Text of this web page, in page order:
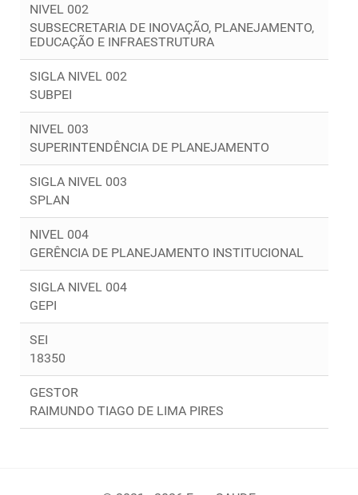
NIVEL 002
SUBSECRETARIA DE INOVAÇÃO, PLANEJAMENTO,
EDUCAÇÃO E INFRAESTRUTURA
SIGLA NIVEL 002
SUBPEI
NIVEL 003
SUPERINTENDÊNCIA DE PLANEJAMENTO
SIGLA NIVEL 003
SPLAN
NIVEL 004
GERÊNCIA DE PLANEJAMENTO INSTITUCIONAL
SIGLA NIVEL 004
GEPI
SEI
18350
GESTOR
RAIMUNDO TIAGO DE LIMA PIRES